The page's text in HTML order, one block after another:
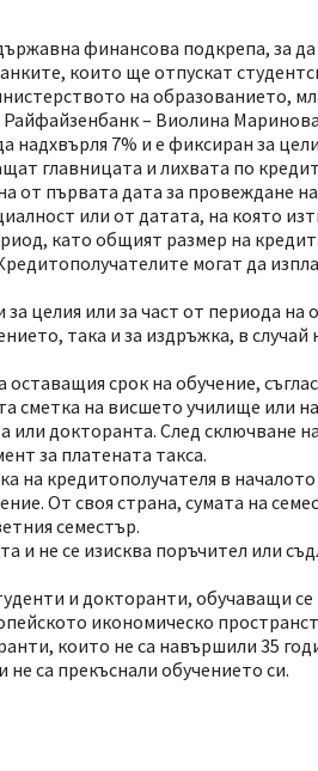
финансова подкрепа, за
които ще отпускат
на образованието,
– Виолина
7% и е фиксиран за
главницата и лихвата по
от първата дата за провеждане
или от датата, на която
като общият размер на
могат да
целия или за част от периода на
така и за издръжка, в
срок на обучение,
сметка на висшето училище или
докторанта. След сключване
за платената такса.
на кредитополучателя в
От своя страна, сумата на
семестър.
и не се изисква поръчител или
и докторанти, обучаващи се
икономическо
които не са навършили 35
са прекъснали обучението си.